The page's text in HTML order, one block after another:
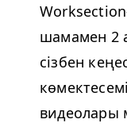
шамамен 2
сізбен
видеолары